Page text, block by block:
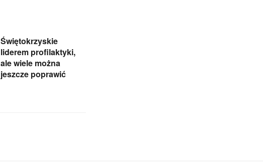
Świętokrzyskie
liderem profilaktyki,
ale wiele można
jeszcze poprawić